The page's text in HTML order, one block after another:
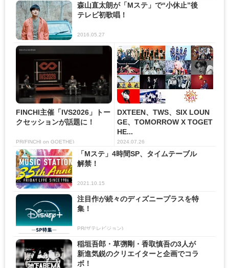
森山直太朗が「Mステ」で“小休止”後
テレビ初歌唱！
2016.05.27
FINCHI主催「IVS2026」トー
クセッションが話題に！
PR(FINCHI on GOETHE)
DXTEEN、TWS、SIX LOUN
GE、TOMORROW X TOGET
HE...
2024.07.26
「Mステ」4時間SP、タイムテーブル
解禁！
2021.10.15
注目作が続々のディズニープラスを特
集！
PR(ザテレビジョン)
稲垣吾郎・草彅剛・香取慎吾の3人が
新進気鋭のクリエイターと企画でコラ
ボ！